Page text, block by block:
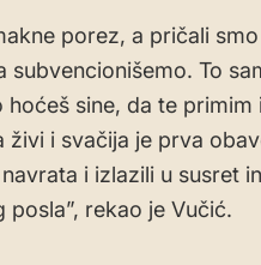
porez, a pričali
subvencionišemo. To
hoćeš sine, da te
živi i svačija je prva
i izlazili u susret
rekao je Vučić.